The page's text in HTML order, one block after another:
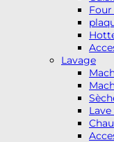
Four
Lavage